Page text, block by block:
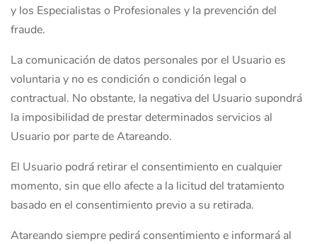
y los Especialistas o Profesionales y la prevención del
fraude.
La comunicación de datos personales por el Usuario es
voluntaria y no es condición o condición legal o
contractual. No obstante, la negativa del Usuario supondrá
la imposibilidad de prestar determinados servicios al
Usuario por parte de Atareando.
El Usuario podrá retirar el consentimiento en cualquier
momento, sin que ello afecte a la licitud del tratamiento
basado en el consentimiento previo a su retirada.
Atareando siempre pedirá consentimiento e informará al